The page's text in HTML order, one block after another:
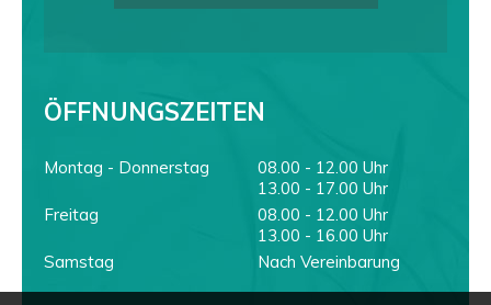
ÖFFNUNGSZEITEN
Montag - Donnerstag
08.00 - 12.00 Uhr
13.00 - 17.00 Uhr
Freitag
08.00 - 12.00 Uhr
13.00 - 16.00 Uhr
Samstag
Nach Vereinbarung